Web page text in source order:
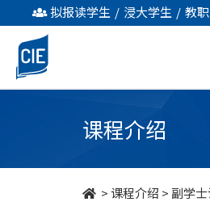
树
木
管
拟报读学生 / 浸大学生 / 教
课程介绍
> 课程介绍 > 副学